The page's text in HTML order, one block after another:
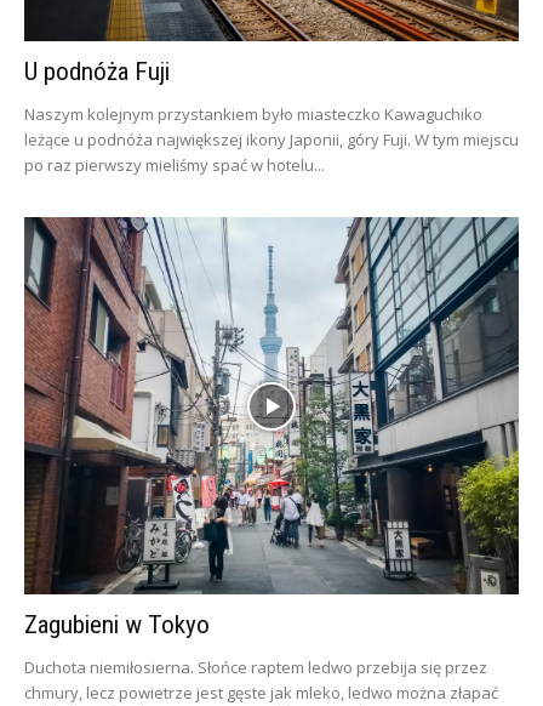
U podnóża Fuji
Naszym kolejnym przystankiem było miasteczko Kawaguchiko
leżące u podnóża największej ikony Japonii, góry Fuji. W tym miejscu
po raz pierwszy mieliśmy spać w hotelu...
Zagubieni w Tokyo
Duchota niemiłosierna. Słońce raptem ledwo przebija się przez
chmury, lecz powietrze jest gęste jak mleko, ledwo można złapać